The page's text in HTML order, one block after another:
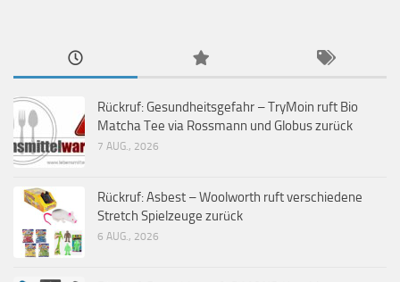
Rückruf: Gesundheitsgefahr – TryMoin ruft Bio
Matcha Tee via Rossmann und Globus zurück
7 AUG., 2026
Rückruf: Asbest – Woolworth ruft verschiedene
Stretch Spielzeuge zurück
6 AUG., 2026